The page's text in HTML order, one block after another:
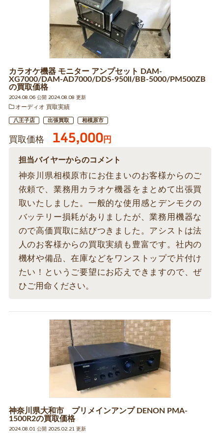
カラオケ機器 モニター アンプセット DAM-
XG7000/DAM-AD7000/DDS-950ll/BB-5000/PM500ZB
の買取価格
2024.08.06 公開 2024.08.08 更新
オーディオ 買取実績
八王子店 出張買取 相模原市
買取価格 145,000円
担当バイヤーからのコメント
神奈川県相模原市にお住まいのお客様からのご
依頼で、業務用カラオケ機器をまとめて出張買
取いたしました。一般的な使用感とデンモクの
バッテリー損耗がありましたが、業務用機器な
ので高価買取に結びつきました。アシストは法
人のお客様からの買取実績も豊富です。社内の
機材や備品、在庫などをワンストップで片付け
たい！というご要望にお応えできますので、ぜ
ひご用命ください。
神奈川県大和市 プリメインアンプ DENON PMA-
1500R2の買取価格
2024.08.01 公開 2025.02.21 更新